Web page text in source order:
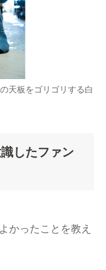
天板をゴリゴリする白
したファン
かったことを教え